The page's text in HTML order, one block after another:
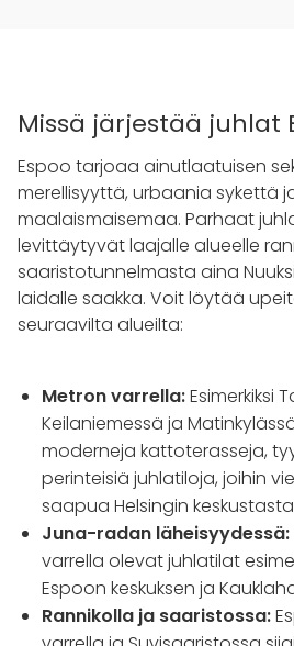
Missä järjestää juhlat
Espoo tarjoaa ainutlaatuisen
merellisyyttä, urbaania sykettä
maalaismaisemaa. Parhaat
levittäytyvät laajalle alueelle
saaristotunnelmasta aina
laidalle saakka. Voit löytää
seuraavilta alueilta:
Metron varrella:Esimerkiksi
Keilaniemessä ja
moderneja kattoterasseja,
perinteisiä juhlatiloja, joihin
saapua Helsingin
Juna-radan läheisyydessä:
varrella olevat juhlatilat
Espoon keskuksen ja
Rannikolla ja saaristossa: